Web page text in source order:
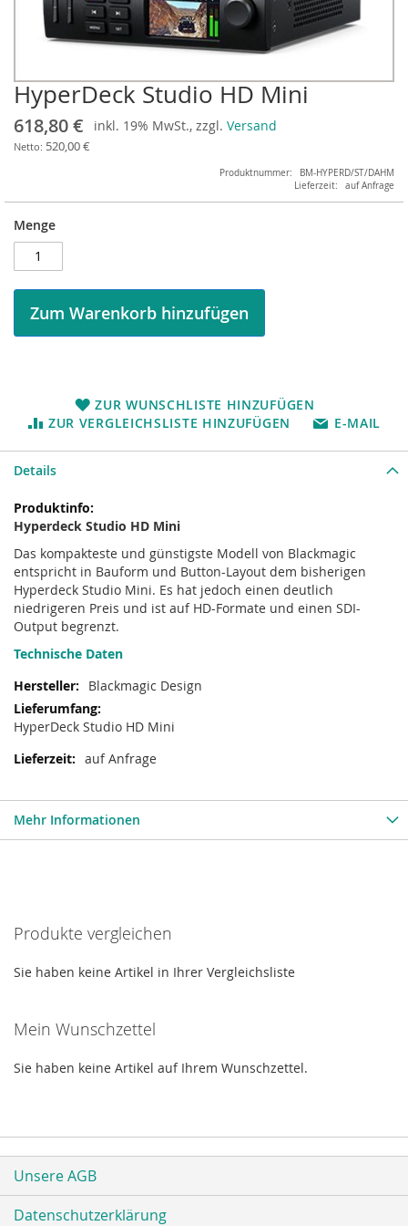
Zum
Anfang
der
Bildergalerie
HyperDeck Studio HD Mini
618,80 €
520,00 €
inkl. 19% MwSt., zzgl. Versand
Produktnummer
BM-HYPERD/ST/DAHM
Lieferzeit
auf Anfrage
Menge
Zum Warenkorb hinzufügen
ZUR WUNSCHLISTE HINZUFÜGEN
ZUR VERGLEICHSLISTE HINZUFÜGEN
E-MAIL
Details
Mehr
Informationen
Hyperdeck Studio HD Mini
Das kompakteste und günstigste Modell von Blackmagic
entspricht in Bauform und Button-Layout dem bisherigen
Hyperdeck Studio Mini. Es hat jedoch einen deutlich
niedrigeren Preis und ist auf HD-Formate und einen SDI-
Output begrenzt.
Technische Daten
Blackmagic Design
HyperDeck Studio HD Mini
auf Anfrage
Mehr Informationen
Produkte vergleichen
Sie haben keine Artikel in Ihrer Vergleichsliste
Mein Wunschzettel
Sie haben keine Artikel auf Ihrem Wunschzettel.
Unsere AGB
Datenschutzerklärung